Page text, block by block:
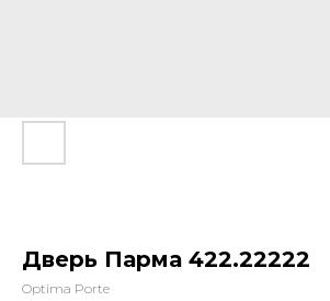
Дверь Парма 422.22222
Optima Porte